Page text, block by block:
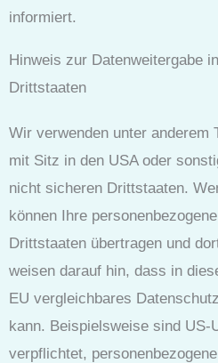
informiert.
Hinweis zur Datenweitergabe
Drittstaaten
Wir verwenden unter anderem
mit Sitz in den USA oder
nicht sicheren Drittstaaten.
können Ihre
Drittstaaten übertragen und
weisen darauf hin, dass in
EU vergleichbares
kann. Beispielsweise sind US-
verpflichtet,